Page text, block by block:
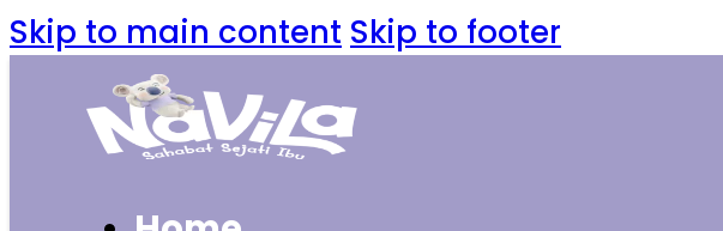
Skip to main content Skip to footer